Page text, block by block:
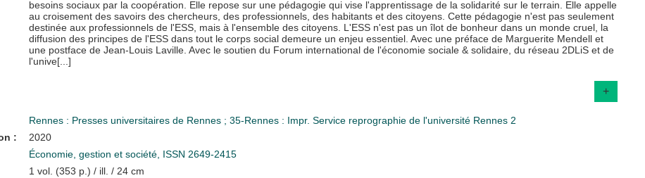
besoins sociaux par la coopération. Elle repose sur une pédagogie qui vise l'apprentissage de la solidarité sur le terrain. Elle appelle
au croisement des savoirs des chercheurs, des professionnels, des habitants et des citoyens. Cette pédagogie n'est pas seulement
destinée aux professionnels de l'ESS, mais à l'ensemble des citoyens. L'ESS n'est pas un îlot de bonheur dans un monde cruel, la
diffusion des principes de l'ESS dans tout le corps social demeure un enjeu essentiel. Avec une préface de Marguerite Mendell et
une postface de Jean-Louis Laville. Avec le soutien du Forum international de l'économie sociale & solidaire, du réseau 2DLiS et de
l'unive[...]
+
Rennes : Presses universitaires de Rennes ; 35-Rennes : Impr. Service reprographie de l'université Rennes 2
:
2020
Économie, gestion et société, ISSN 2649-2415
1 vol. (353 p.) / ill. / 24 cm